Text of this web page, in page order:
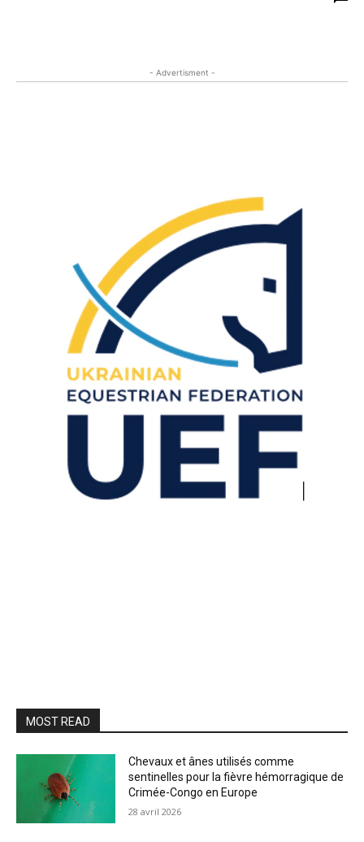
- Advertisment -
MOST READ
Chevaux et ânes utilisés comme
sentinelles pour la fièvre hémorragique de
Crimée-Congo en Europe
28 avril 2026